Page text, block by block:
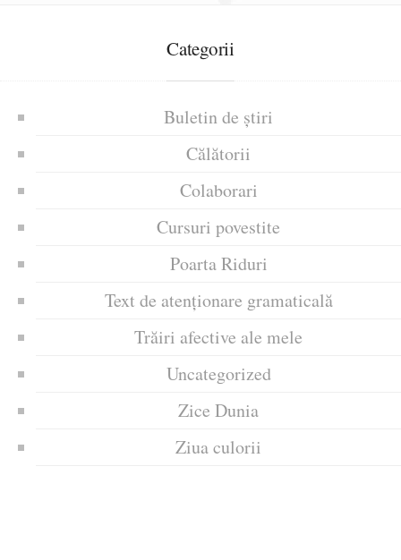
Categorii
Buletin de știri
Călătorii
Colaborari
Cursuri povestite
Poarta Riduri
Text de atenționare gramaticală
Trăiri afective ale mele
Uncategorized
Zice Dunia
Ziua culorii